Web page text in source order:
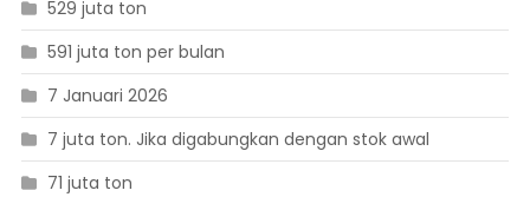
529 juta ton
591 juta ton per bulan
7 Januari 2026
7 juta ton. Jika digabungkan dengan stok awal
71 juta ton